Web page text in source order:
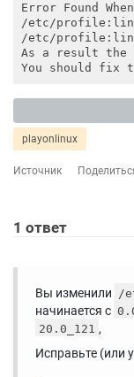
Error Found
/etc/
/etc/
As a result the
You should fix
playonlinux
Источник
1 ответ
Вы изменили /
начинается с
20.0_121 ,
Исправьте (или